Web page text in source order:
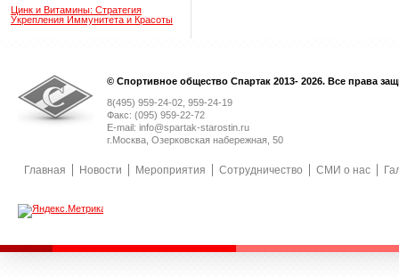
Цинк и Витамины: Стратегия
Укрепления Иммунитета и Красоты
© Спортивное общество Спартак 2013- 2026. Все права
8(495) 959-24-02, 959-24-19
Факс: (095) 959-22-72
E-mail: info@spartak-starostin.ru
г.Москва, Озерковская набережная, 50
Главная Новости Мероприятия Сотрудничество СМИ о нас